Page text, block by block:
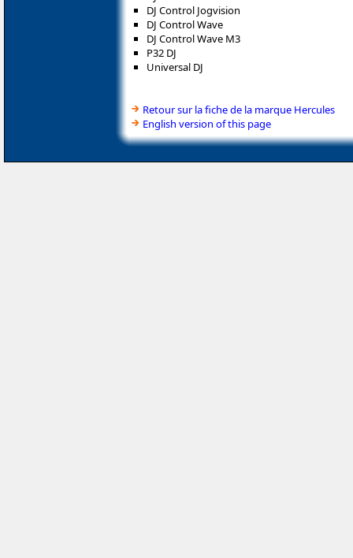
DJ Control Jogvision
DJ Control Wave
DJ Control Wave M3
P32 DJ
Universal DJ
Retour sur la fiche de la marque Hercules
English version of this page